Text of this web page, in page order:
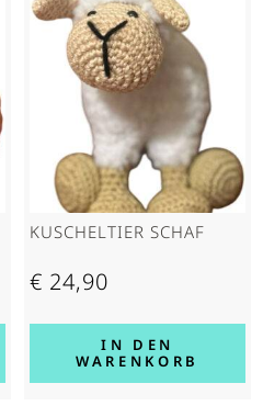
KUSCHELTIER SCHAF
€ 24,90
IN DEN
WARENKORB